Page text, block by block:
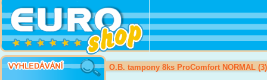
O.B. tampony 8ks ProComfort NORMAL (3)